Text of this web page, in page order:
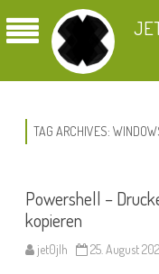
TAG ARCHIVES:
Powershell –
kopieren
jet0jlh 25. August